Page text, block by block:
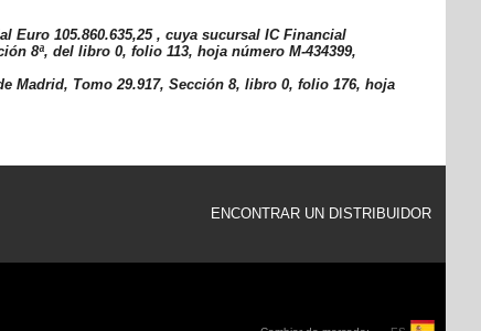
Euro 105.860.635,25 , cuya sucursal IC Financial
8ª, del libro 0, folio 113, hoja número M-434399,
Madrid, Tomo 29.917, Sección 8, libro 0, folio 176, hoja
ENCONTRAR UN DISTRIBUIDOR